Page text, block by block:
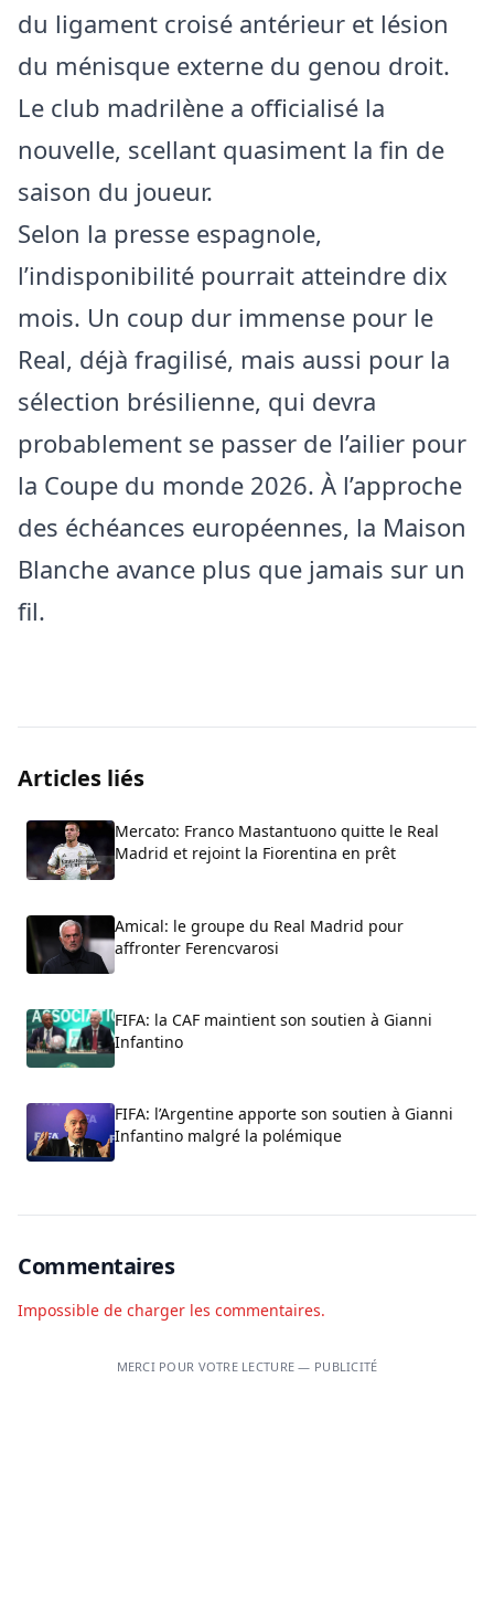
du ligament croisé antérieur et lésion
du ménisque externe du genou droit.
Le club madrilène a officialisé la
nouvelle, scellant quasiment la fin de
saison du joueur.
Selon la presse espagnole,
l’indisponibilité pourrait atteindre dix
mois. Un coup dur immense pour le
Real, déjà fragilisé, mais aussi pour la
sélection brésilienne, qui devra
probablement se passer de l’ailier pour
la Coupe du monde 2026. À l’approche
des échéances européennes, la Maison
Blanche avance plus que jamais sur un
fil.
Articles liés
Mercato: Franco Mastantuono quitte le Real
Madrid et rejoint la Fiorentina en prêt
Amical: le groupe du Real Madrid pour
affronter Ferencvarosi
FIFA: la CAF maintient son soutien à Gianni
Infantino
FIFA: l’Argentine apporte son soutien à Gianni
Infantino malgré la polémique
Commentaires
Impossible de charger les commentaires.
MERCI POUR VOTRE LECTURE — PUBLICITÉ